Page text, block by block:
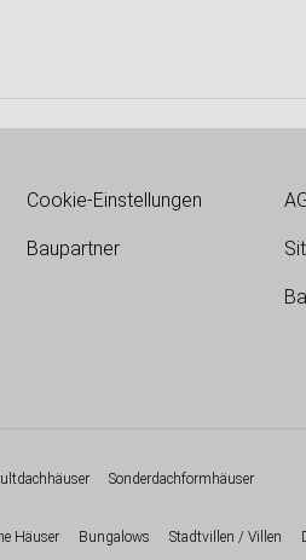
Cookie-Einstellungen
Baupartner
Sonderdachformhäuser
Häuser Bungalows Stadtvillen / Villen